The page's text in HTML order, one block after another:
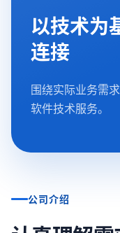
以技术为
连接
围绕实际业务需
软件技术服务。
公司介绍